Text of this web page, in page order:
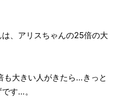
、アリスちゃんの25倍の大
も大きい人がきたら…きっと
す…。